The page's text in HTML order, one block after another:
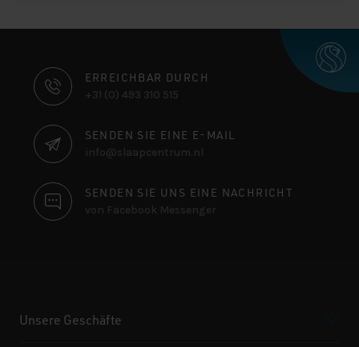
KONTAKTINFORMATIONEN
ERREICHBAR DURCH
+31 (0) 493 310 515
SENDEN SIE EINE E-MAIL
info@slaapcentrum.nl
SENDEN SIE UNS EINE NACHRICHT
von Facebook Messenger
Unsere Geschäfte